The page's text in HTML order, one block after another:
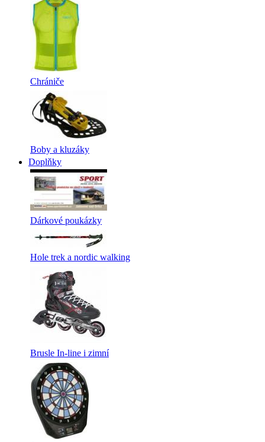
Chrániče
Boby a kluzáky
Doplňky
Dárkové poukázky
Hole trek a nordic walking
Brusle In-line i zimní